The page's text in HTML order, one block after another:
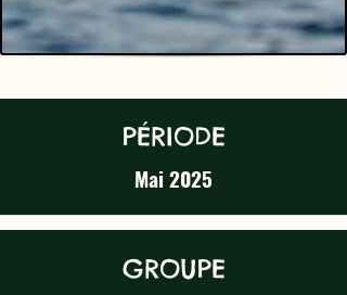
PÉRIODE
Mai 2025
GROUPE